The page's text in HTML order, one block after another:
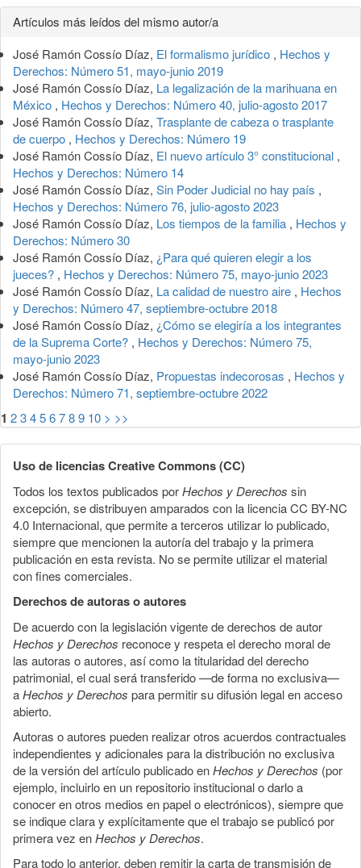
Detalles
del
artículo
Artículos más leídos del mismo autor/a
José Ramón Cossío Díaz, El formalismo jurídico , Hechos y
Derechos: Número 51, mayo-junio 2019
José Ramón Cossío Díaz, La legalización de la marihuana en
México , Hechos y Derechos: Número 40, julio-agosto 2017
José Ramón Cossío Díaz, Trasplante de cabeza o trasplante
de cuerpo , Hechos y Derechos: Número 19
José Ramón Cossío Díaz, El nuevo artículo 3° constitucional ,
Hechos y Derechos: Número 14
José Ramón Cossío Díaz, Sin Poder Judicial no hay país ,
Hechos y Derechos: Número 76, julio-agosto 2023
José Ramón Cossío Díaz, Los tiempos de la familia , Hechos y
Derechos: Número 30
José Ramón Cossío Díaz, ¿Para qué quieren elegir a los
jueces? , Hechos y Derechos: Número 75, mayo-junio 2023
José Ramón Cossío Díaz, La calidad de nuestro aire , Hechos
y Derechos: Número 47, septiembre-octubre 2018
José Ramón Cossío Díaz, ¿Cómo se elegiría a los integrantes
de la Suprema Corte? , Hechos y Derechos: Número 75,
mayo-junio 2023
José Ramón Cossío Díaz, Propuestas indecorosas , Hechos y
Derechos: Número 71, septiembre-octubre 2022
1 23456789 10 > >>
Uso de licencias Creative Commons (CC)
Todos los textos publicados porHechos y Derechos sin
excepción, se distribuyen amparados con la licencia CC BY-NC
4.0 Internacional, que permite a terceros utilizar lo publicado,
siempre que mencionen la autoría del trabajo y la primera
publicación en esta revista. No se permite utilizar el material
con fines comerciales.
Derechos de autoras o autores
De acuerdo con la legislación vigente de derechos de autor
Hechos y Derechos reconoce y respeta el derecho moral de
las autoras o autores, así como la titularidad del derecho
patrimonial, el cual será transferido —de forma no exclusiva—
aHechos y Derechos para permitir su difusión legal en acceso
abierto.
Autoras o autores pueden realizar otros acuerdos contractuales
independientes y adicionales para la distribución no exclusiva
de la versión del artículo publicado enHechos y Derechos (por
ejemplo, incluirlo en un repositorio institucional o darlo a
conocer en otros medios en papel o electrónicos), siempre que
se indique clara y explícitamente que el trabajo se publicó por
primera vez enHechos y Derechos.
Para todo lo anterior, deben remitir la carta de transmisión de